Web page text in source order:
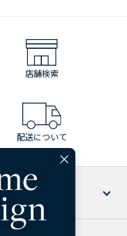
店舗検索
配送について